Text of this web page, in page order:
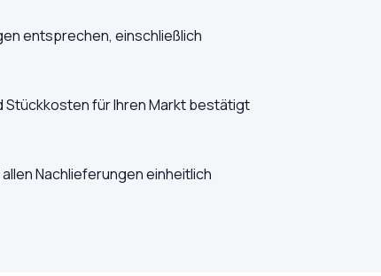
entsprechen, einschließlich
Stückkosten für Ihren Markt bestätigt
Nachlieferungen einheitlich